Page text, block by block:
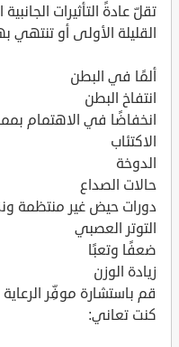
تقلّ عادةً التأثيرات
القليلة الأولى أو
ألمًا في البطن
انتفاخ البطن
انخفاضًا في الاهتمام
الاكتئاب
الدوخة
حالات الصداع
دورات حيض غير منتظمة
التوتر العصبي
ضعفًا وتعبًا
زيادة الوزن
قم باستشارة موفِّر
كنت تعاني: